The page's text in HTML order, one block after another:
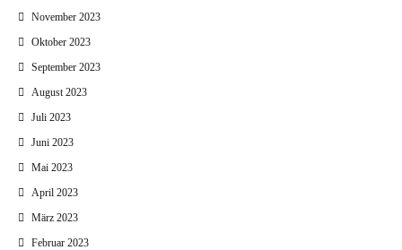
November 2023
Oktober 2023
September 2023
August 2023
Juli 2023
Juni 2023
Mai 2023
April 2023
März 2023
Februar 2023